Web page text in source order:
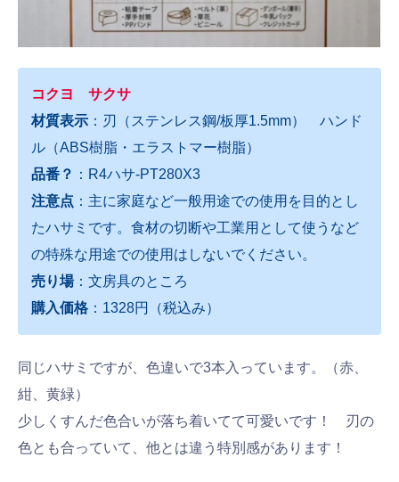
コクヨ サクサ
材質表示 ：刃（ステンレス鋼/板厚1.5mm） ハンド
ル（ABS樹脂・エラストマー樹脂）
品番？ ：R4ハサ-PT280X3
注意点 ：主に家庭など一般用途での使用を目的とし
たハサミです。食材の切断や工業用として使うなど
の特殊な用途での使用はしないでください。
売り場：文房具のところ
購入価格 ：1328円（税込み）
同じハサミですが、色違いで3本入っています。（赤、
紺、黄緑）
少しくすんだ色合いが落ち着いてて可愛いです！ 刃の
色とも合っていて、他とは違う特別感があります！